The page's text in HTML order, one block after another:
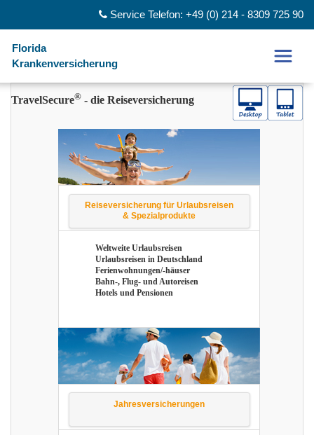
Service Telefon: +49 (0) 214 - 8309 725 90
Florida
Krankenversicherung